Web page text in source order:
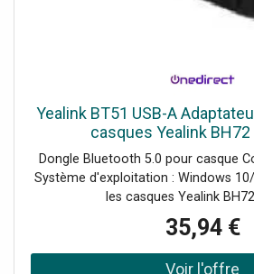
Yealink BT51 USB-A
casques Yealink BH72
Dongle Bluetooth 5.0 pour casque
Système d'exploitation : Windows
les casques Yealink
35,94 €